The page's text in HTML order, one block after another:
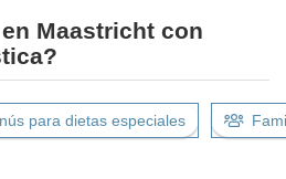
Maastricht con
para dietas especiales